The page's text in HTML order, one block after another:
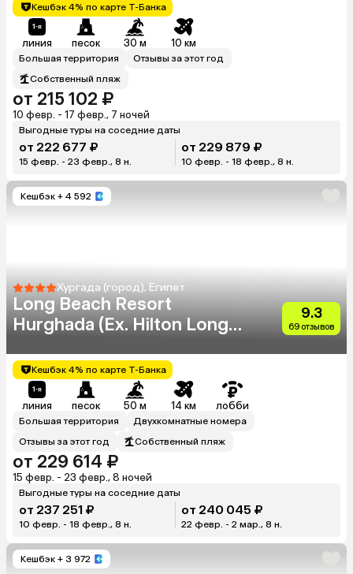
Кешбэк 4% по карте Т-Банка
линия песок 30 м 10 км
Большая территория
Отзывы за этот год
Собственный пляж
от 215 102 ₽
10 февр. - 17 февр., 7 ночей
Выгодные туры на соседние даты
от 222 677 ₽
15 февр. - 23 февр., 8 н.
от 229 879 ₽
10 февр. - 18 февр., 8 н.
Кешбэк + 4 592
Хургада (город), Египет
Long Beach Resort
Hurghada (Ex. Hilton Long
9.3
69 отзывов
Кешбэк 4% по карте Т-Банка
линия песок 50 м 14 км лобби
Большая территория
Двухкомнатные номера
Отзывы за этот год
Собственный пляж
от 229 614 ₽
15 февр. - 23 февр., 8 ночей
Выгодные туры на соседние даты
от 237 251 ₽
10 февр. - 18 февр., 8 н.
от 240 045 ₽
22 февр. - 2 мар., 8 н.
Кешбэк + 3 972